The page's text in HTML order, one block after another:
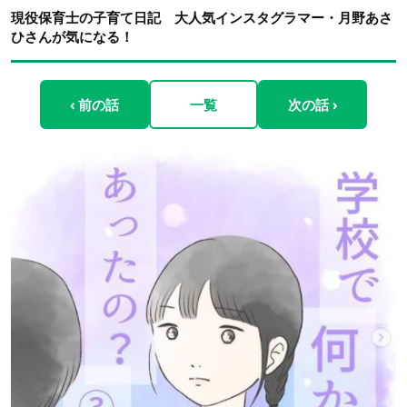
現役保育士の子育て日記 大人気インスタグラマー・月野あさ
ひさんが気になる！
‹ 前の話 一覧 次の話 ›